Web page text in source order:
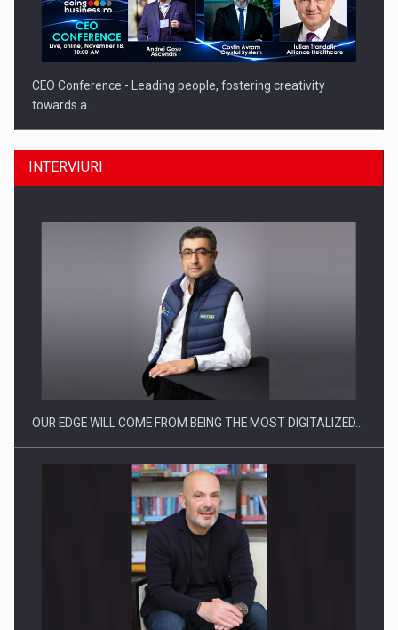
CEO Conference - Leading people, fostering creativity
towards a…
CEO Conference - Shaping The Future - Technology and…
Webinar - Business Evolution-RETHINK STRATEGY-Finantare
Investitii Digitalizare
INTERVIURI
OUR EDGE WILL COME FROM BEING THE MOST DIGITALIZED…